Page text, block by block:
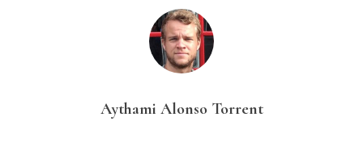
Aythami Alonso Torrent